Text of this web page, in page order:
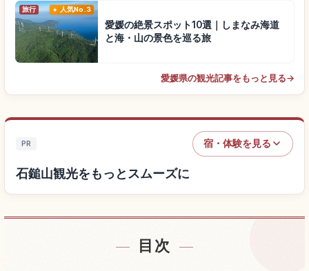
旅行 人気No.3
愛媛の絶景スポット10選｜しまなみ海道
と海・山の景色を巡る旅
愛媛県の観光記事をもっと見る→
PR 宿・体験を見る
石鎚山観光をもっとスムーズに
石鎚山付近の宿を探す
目次